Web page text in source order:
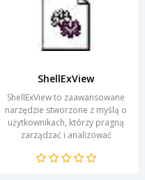
ShellExView
ShellExView to zaawansowane
narzędzie stworzone z myślą o
użytkownikach, którzy pragną
zarządzać i analizować
Windows. Program...